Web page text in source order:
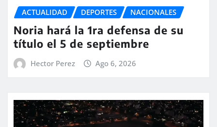
ACTUALIDAD DEPORTES NACIONALES
Noria hará la 1ra defensa de su
título el 5 de septiembre
Hector Perez Ago 6, 2026